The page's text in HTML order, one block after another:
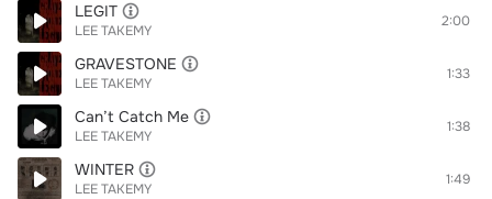
LEGIT
LEE TAKEMY
2:00
GRAVESTONE
LEE TAKEMY
1:33
Can’t Catch Me
LEE TAKEMY
1:38
WINTER
LEE TAKEMY
1:49